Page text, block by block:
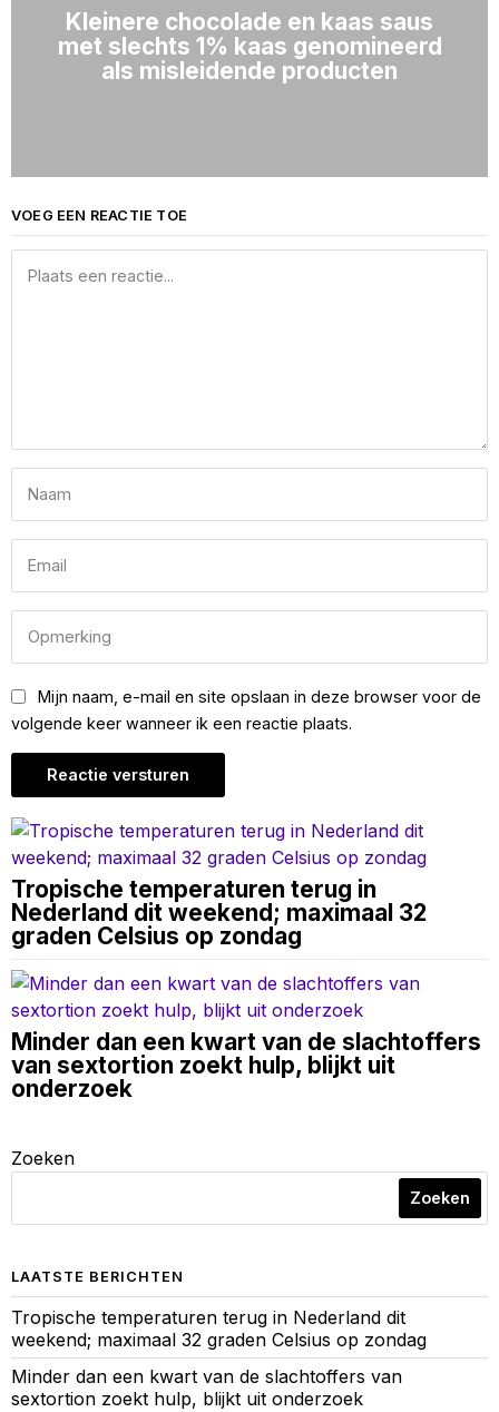
Kleinere chocolade en kaas saus
met slechts 1% kaas genomineerd
als misleidende producten
VOEG EEN REACTIE TOE
Mijn naam, e-mail en site opslaan in deze browser voor de
volgende keer wanneer ik een reactie plaats.
Tropische temperaturen terug in
Nederland dit weekend; maximaal 32
graden Celsius op zondag
Minder dan een kwart van de slachtoffers
van sextortion zoekt hulp, blijkt uit
onderzoek
Zoeken
Zoeken
LAATSTE BERICHTEN
Tropische temperaturen terug in Nederland dit
weekend; maximaal 32 graden Celsius op zondag
Minder dan een kwart van de slachtoffers van
sextortion zoekt hulp, blijkt uit onderzoek